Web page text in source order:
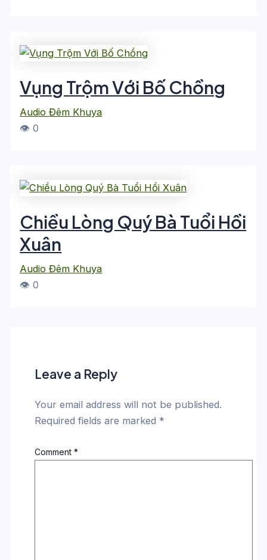
Vụng Trộm Với Bố Chồng
Audio Đêm Khuya
👁 0
Chiều Lòng Quý Bà Tuổi Hồi
Xuân
Audio Đêm Khuya
👁 0
Leave a Reply
Your email address will not be published.
Required fields are marked *
Comment *